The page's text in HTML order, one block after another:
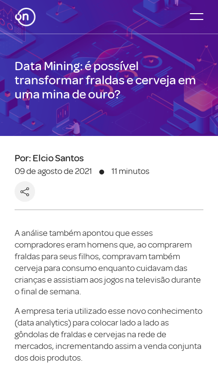
Data Mining: é possível
transformar fraldas e cerveja em
uma mina de ouro?
Por: Elcio Santos
09 de agosto de 2021 11 minutos
A análise também apontou que esses
compradores eram homens que, ao comprarem
fraldas para seus filhos, compravam também
cerveja para consumo enquanto cuidavam das
crianças e assistiam aos jogos na televisão durante
o final de semana.
A empresa teria utilizado esse novo conhecimento
(data analytics) para colocar lado a lado as
gôndolas de fraldas e cervejas na rede de
mercados, incrementando assim a venda conjunta
dos dois produtos.